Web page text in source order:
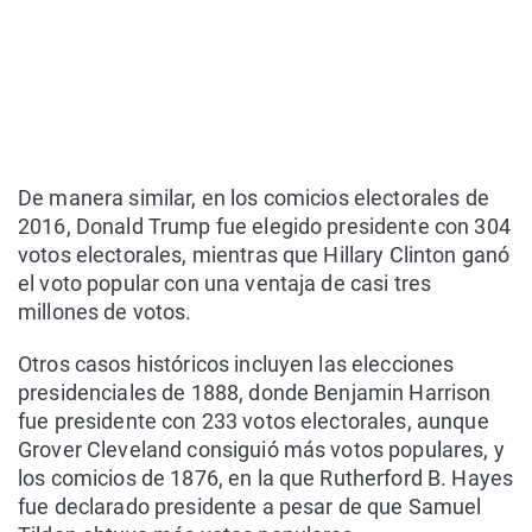
De manera similar, en los comicios electorales de
2016, Donald Trump fue elegido presidente con 304
votos electorales, mientras que Hillary Clinton ganó
el voto popular con una ventaja de casi tres
millones de votos.
Otros casos históricos incluyen las elecciones
presidenciales de 1888, donde Benjamin Harrison
fue presidente con 233 votos electorales, aunque
Grover Cleveland consiguió más votos populares, y
los comicios de 1876, en la que Rutherford B. Hayes
fue declarado presidente a pesar de que Samuel